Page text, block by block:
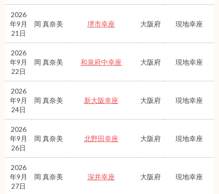
2026
年9月
21日
岡 真奈美 堺市幸座 大阪府 現地幸座
2026
年9月
22日
岡 真奈美 和泉府中幸座 大阪府 現地幸座
2026
年9月
24日
岡 真奈美 新大阪幸座 大阪府 現地幸座
2026
年9月
26日
岡 真奈美 北野田幸座 大阪府 現地幸座
2026
年9月
27日
岡 真奈美 深井幸座 大阪府 現地幸座